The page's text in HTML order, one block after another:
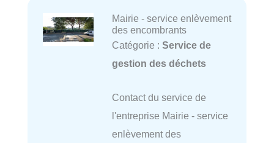
Mairie - service enlèvement
des encombrants
Catégorie : Service de
gestion des déchets
Contact du service de
l'entreprise Mairie - service
enlèvement des